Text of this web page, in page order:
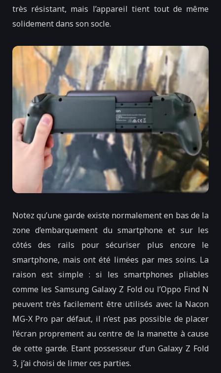
très résistant, mais l’appareil tient tout de même
solidement dans son socle.
Notez qu’une garde existe normalement en bas de la
zone d’embarquement du smartphone et sur les
côtés des rails pour sécuriser plus encore le
smartphone, mais ont été limées par mes soins. La
raison est simple : si les smartphones pliables
comme les Samsung Galaxy Z Fold ou l’Oppo Find N
peuvent très facilement être utilisés avec la Nacon
MG-X Pro par défaut, il n’est pas possible de placer
l’écran proprement au centre de la manette à cause
de cette garde. Etant possesseur d’un Galaxy Z Fold
3, j’ai choisi de limer ces parties.